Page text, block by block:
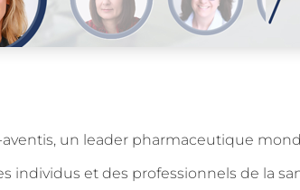
un leader pharmaceutique
individus et des professionnels de la